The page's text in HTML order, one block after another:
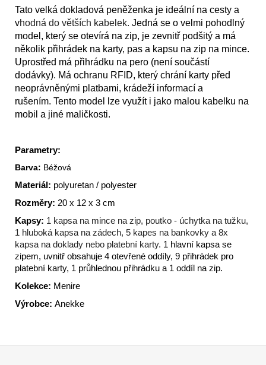
Tato velká dokladová peněženka je ideální na cesty a
vhodná do větších kabelek. Jedná se o velmi pohodlný
model, který se otevírá na zip, je zevnitř podšitý a má
několik přihrádek na karty, pas a kapsu na zip na mince.
Uprostřed má přihrádku na pero (není součástí
dodávky). Má ochranu RFID, který chrání karty před
neoprávněnými platbami, krádeží informací a
rušením. Tento model lze využít i jako malou kabelku na
mobil a jiné maličkosti.
Parametry:
Barva: Béžová
Materiál: polyuretan / polyester
Rozměry: 20 x 12 x 3 cm
Kapsy: 1 kapsa na mince na zip, poutko - úchytka na tužku,
1 hluboká kapsa na zádech, 5 kapes na bankovky a 8x
kapsa na doklady nebo platební karty. 1 hlavní kapsa se
zipem, uvnitř obsahuje 4 otevřené oddíly, 9 přihrádek pro
platební karty, 1 průhlednou přihrádku a 1 oddíl na zip.
Kolekce: Menire
Výrobce: Anekke
Z